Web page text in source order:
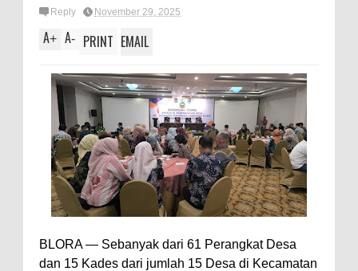
Reply November 29, 2025
A+ A- PRINT EMAIL
BLORA — Sebanyak dari 61 Perangkat Desa
dan 15 Kades dari jumlah 15 Desa di Kecamatan